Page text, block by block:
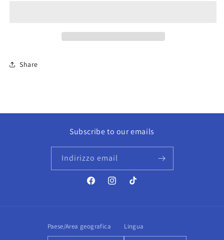
Share
Subscribe to our emails
Indirizzo email
FacebookInstagramTikTok
Paese/Area geografica Lingua